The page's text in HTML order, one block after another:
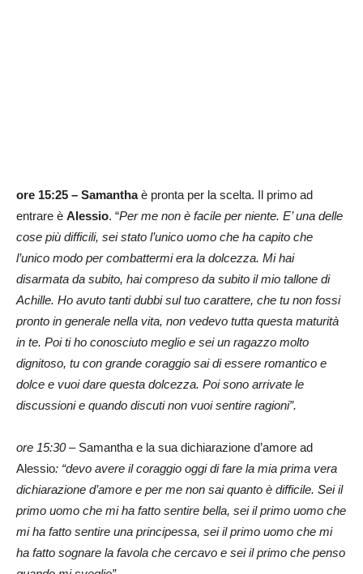
ore 15:25 – Samanthaè pronta per la scelta. Il primo ad
entrare è Alessio. “Per me non è facile per niente. E’ una delle
cose più difficili, sei stato l’unico uomo che ha capito che
l’unico modo per combattermi era la dolcezza. Mi hai
disarmata da subito, hai compreso da subito il mio tallone di
Achille. Ho avuto tanti dubbi sul tuo carattere, che tu non fossi
pronto in generale nella vita, non vedevo tutta questa maturità
in te. Poi ti ho conosciuto meglio e sei un ragazzo molto
dignitoso, tu con grande coraggio sai di essere romantico e
dolce e vuoi dare questa dolcezza. Poi sono arrivate le
discussioni e quando discuti non vuoi sentire ragioni”.
ore 15:30 – Samantha e la sua dichiarazione d’amore ad
Alessio: “devo avere il coraggio oggi di fare la mia prima vera
dichiarazione d’amore e per me non sai quanto è difficile. Sei il
primo uomo che mi ha fatto sentire bella, sei il primo uomo che
mi ha fatto sentire una principessa, sei il primo uomo che mi
ha fatto sognare la favola che cercavo e sei il primo che penso